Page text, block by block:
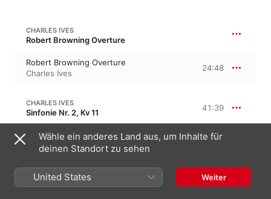
CHARLES IVES
Robert Browning Overture
Robert Browning Overture
Charles Ives
24:48
CHARLES IVES
Sinfonie Nr. 2, Kv 11 41:39
I Andante Moderato
Charles Ives
6:18
II Allegro
Charles Ives
14:02
Wähle ein anderes Land aus, um Inhalte für
deinen Standort zu sehen
United States Weiter